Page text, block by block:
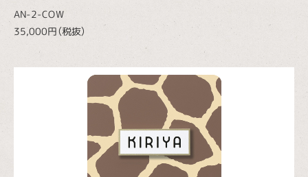
AN-2-COW
35,000円（税抜）